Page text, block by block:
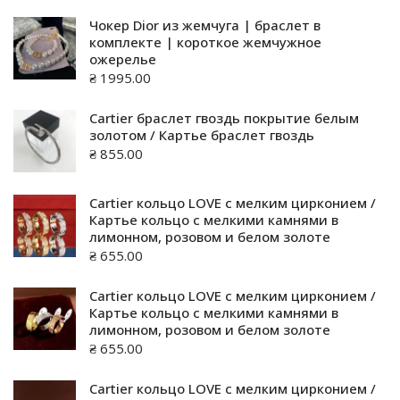
Чокер Dior из жемчуга | браслет в
комплекте | короткое жемчужное
ожерелье
₴ 1995.00
Cartier браслет гвоздь покрытие белым
золотом / Картье браслет гвоздь
₴ 855.00
Cartier кольцо LOVE с мелким цирконием /
Картье кольцо с мелкими камнями в
лимонном, розовом и белом золоте
₴ 655.00
Cartier кольцо LOVE с мелким цирконием /
Картье кольцо с мелкими камнями в
лимонном, розовом и белом золоте
₴ 655.00
Cartier кольцо LOVE с мелким цирконием /